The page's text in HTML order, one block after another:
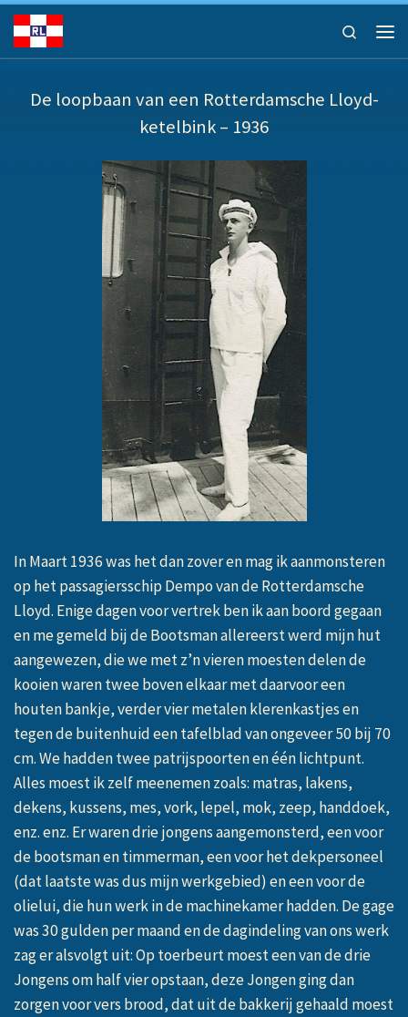
Ga naar inhoud
Search
De loopbaan van een Rotterdamsche Lloyd-
ketelbink – 1936
In Maart 1936 was het dan zover en mag ik aanmonsteren
op het passagiersschip Dempo van de Rotterdamsche
Lloyd. Enige dagen voor vertrek ben ik aan boord gegaan
en me gemeld bij de Bootsman allereerst werd mijn hut
aangewezen, die we met z’n vieren moesten delen de
kooien waren twee boven elkaar met daarvoor een
houten bankje, verder vier metalen klerenkastjes en
tegen de buitenhuid een tafelblad van ongeveer 50 bij 70
cm. We hadden twee patrijspoorten en één lichtpunt.
Alles moest ik zelf meenemen zoals: matras, lakens,
dekens, kussens, mes, vork, lepel, mok, zeep, handdoek,
enz. enz. Er waren drie jongens aangemonsterd, een voor
de bootsman en timmerman, een voor het dekpersoneel
(dat laatste was dus mijn werkgebied) en een voor de
olielui, die hun werk in de machinekamer hadden. De gage
was 30 gulden per maand en de dagindeling van ons werk
zag er alsvolgt uit: Op toerbeurt moest een van de drie
Jongens om half vier opstaan, deze Jongen ging dan
zorgen voor vers brood, dat uit de bakkerij gehaald moest